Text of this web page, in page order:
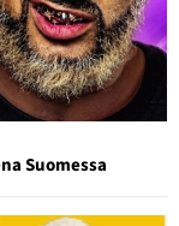
Suomessa